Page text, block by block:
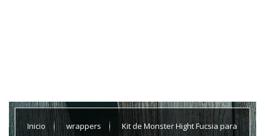
Inicio wrappers Kit de Monster Hight Fucsia para